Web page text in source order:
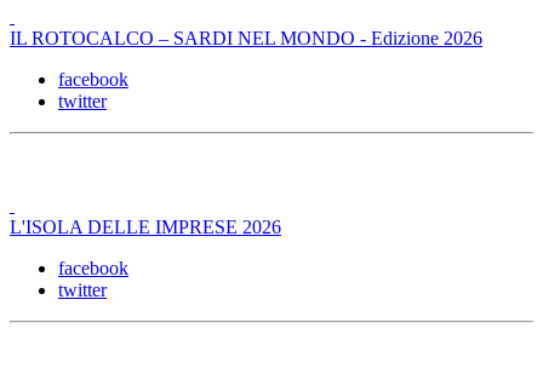
IL ROTOCALCO – SARDI NEL MONDO - Edizione 2026
facebook
twitter
L'ISOLA DELLE IMPRESE 2026
facebook
twitter